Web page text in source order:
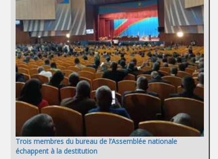
Trois membres du bureau de l’Assemblée nationale
échappent à la destitution